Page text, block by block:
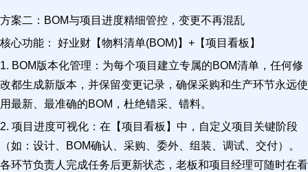
方案二：BOM与项目进度精细管控，变更不再混乱
核心功能： 好业财【物料清单(BOM)】+【项目看板】
1. BOM版本化管理：为每个项目建立专属的BOM清单，任何修
改都生成新版本，并保留变更记录，确保采购和生产环节永远使
用最新、最准确的BOM，杜绝错采、错料。
2. 项目进度可视化：在【项目看板】中，自定义项目关键阶段
（如：设计、BOM确认、采购、委外、组装、调试、交付）。
各环节负责人完成任务后更新状态，老板和项目经理可随时在看